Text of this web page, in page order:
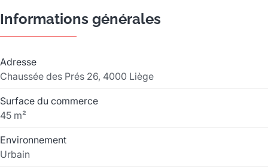
Informations générales
Adresse
Chaussée des Prés 26, 4000 Liège
Surface du commerce
45 m²
Environnement
Urbain